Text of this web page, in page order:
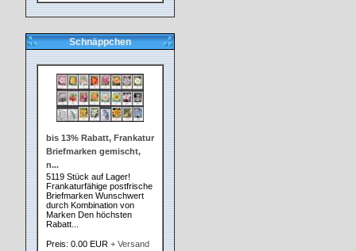
Schnäppchen
bis 13% Rabatt, Frankatur
Briefmarken gemischt,
n...
5119 Stück auf Lager!
Frankaturfähige postfrische
Briefmarken Wunschwert
durch Kombination von
Marken Den höchsten
Rabatt...
Preis: 0.00 EUR + Versand